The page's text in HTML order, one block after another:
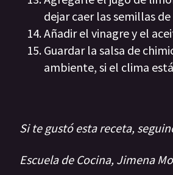
dejar caer las semillas
Añadir el vinagre y el
Guardar la salsa de
ambiente, si el clima
Si te gustó esta receta,
Escuela de Cocina, Jimena